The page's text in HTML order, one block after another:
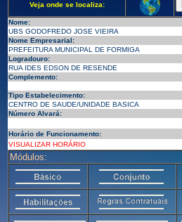
Veja onde se localiza:
Nome:
UBS GODOFREDO JOSE VIEIRA
Nome Empresarial:
PREFEITURA MUNICIPAL DE FORMIGA
Logradouro:
RUA IDES EDSON DE RESENDE
Complemento:
Tipo Estabelecimento:
CENTRO DE SAUDE/UNIDADE BASICA
Número Alvará:
Horário de Funcionamento:
VISUALIZAR HORÁRIO
Módulos: